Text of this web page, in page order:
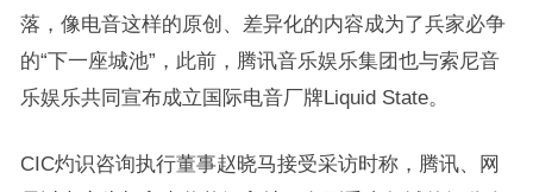
落，像电音这样的原创、差异化的内容成为了兵家必争
的“下一座城池”，此前，腾讯音乐娱乐集团也与索尼音
乐娱乐共同宣布成立国际电音厂牌Liquid State。
CIC灼识咨询执行董事赵晓马接受采访时称，腾讯、网